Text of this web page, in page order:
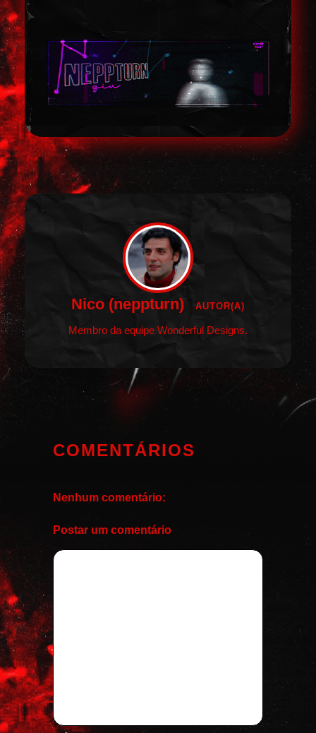
Nico (neppturn) AUTOR(A)
Membro da equipe Wonderful Designs.
COMENTÁRIOS
Nenhum comentário:
Postar um comentário